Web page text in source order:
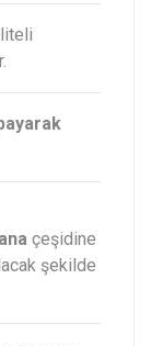
çeşidine
şekilde